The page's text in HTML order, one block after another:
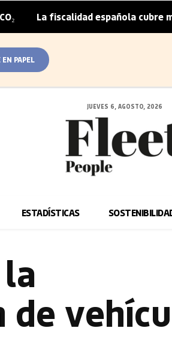
española cubre menos de la
PAPEL
JUEVES 6, AGOSTO, 2026
ESTADÍSTICAS
de